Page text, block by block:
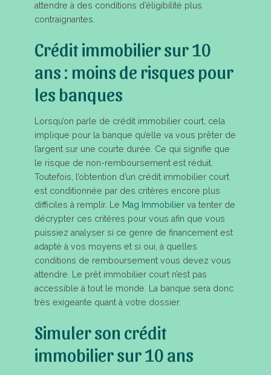
attendre à des conditions d’éligibilité plus
contraignantes.
Crédit immobilier sur 10
ans : moins de risques pour
les banques
Lorsqu’on parle de crédit immobilier court, cela
implique pour la banque qu’elle va vous prêter de
l’argent sur une courte durée. Ce qui signifie que
le risque de non-remboursement est réduit.
Toutefois, l’obtention d’un crédit immobilier court
est conditionnée par des critères encore plus
difficiles à remplir. Le Mag Immobilierva tenter de
décrypter ces critères pour vous afin que vous
puissiez analyser si ce genre de financement est
adapté à vos moyens et si oui, à quelles
conditions de remboursement vous devez vous
attendre. Le prêt immobilier court n’est pas
accessible à tout le monde. La banque sera donc
très exigeante quant à votre dossier.
Simuler son crédit
immobilier sur 10 ans